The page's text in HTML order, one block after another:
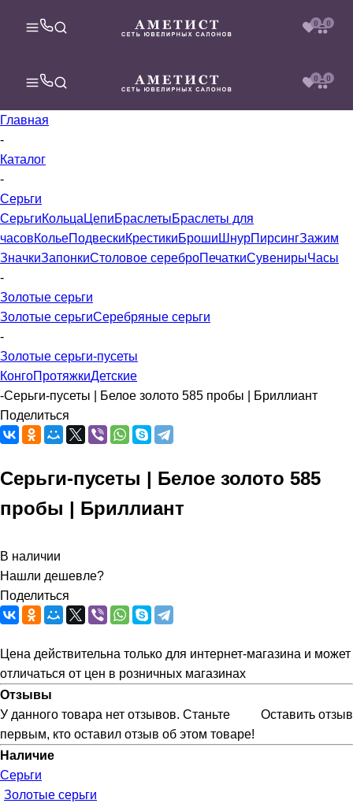
0 0
0 0
Главная
-
Каталог
-
Серьги
СерьгиКольца ЦепиБраслетыБраслеты для
часовКольеПодвескиКрестикиБроши ШнурПирсингЗажим
ЗначкиЗапонкиСтоловое сереброПечаткиСувенирыЧасы
-
Золотые серьги
Золотые серьгиСеребряные серьги
-
Золотые серьги-пусеты
КонгоПротяжкиДетские
-Серьги-пусеты | Белое золото 585 пробы | Бриллиант
Поделиться
Серьги-пусеты | Белое золото 585
пробы | Бриллиант
В наличии
Нашли дешевле?
Поделиться
Цена действительна только для интернет-магазина и может
отличаться от цен в розничных магазинах
Отзывы
Оставить отзыв
У данного товара нет отзывов. Станьте
первым, кто оставил отзыв об этом товаре!
Наличие
Серьги
Золотые серьги